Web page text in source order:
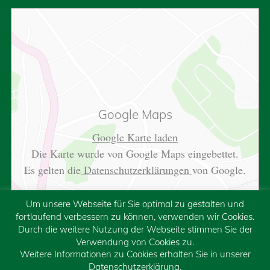
Google Maps
Google Karte laden
Die Karte wurde von Google Maps eingebettet.
Es gelten die Datenschutzerklärungen von Google.
Um unsere Webseite für Sie optimal zu gestalten und
fortlaufend verbessern zu können, verwenden wir Cookies.
Durch die weitere Nutzung der Webseite stimmen Sie der
Verwendung von Cookies zu.
Weitere Informationen zu Cookies erhalten Sie in unserer
Datenschutzerklärung.